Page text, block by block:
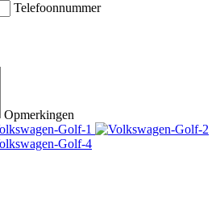
Telefoonnummer
Opmerkingen